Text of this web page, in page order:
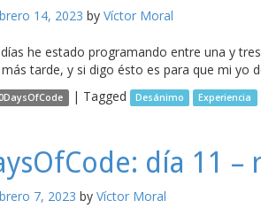
14, 2023 by Víctor Moral
he estado programando entre una y
tarde, y si digo ésto es para que mi
| Tagged Desánimo Experiencia
día 11
7, 2023 by Víctor Moral